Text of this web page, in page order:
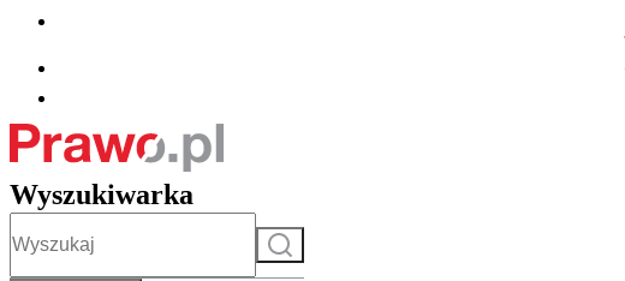
Wyszukiwarka
Szukaj